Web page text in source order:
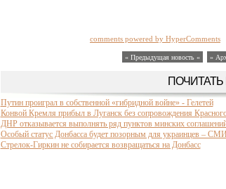
comments powered by HyperComments
« Предыдущая новость « »
Путин проиграл в собственной «гибридной войне» - Гелетей
Конвой Кремля прибыл в Луганск без сопровождения
ДНР отказывается выполнять ряд пунктов минских
Особый статус Донбасса будет позорным для украинцев – СМИ
Стрелок-Гиркин не собирается возвращаться на Донбасс